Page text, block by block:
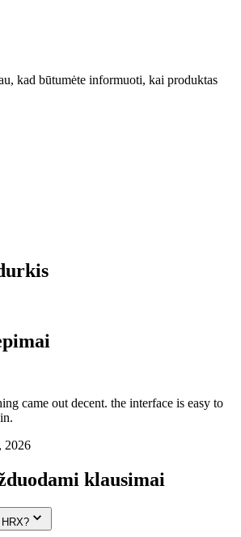
kad būtumėte informuoti, kai produktas
came out decent. the interface is easy to
2026
klausimai